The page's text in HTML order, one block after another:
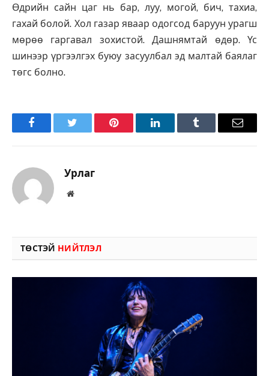
Өдрийн сайн цаг нь бар, луу, могой, бич, тахиа,
гахай болой. Хол газар яваар одогсод баруун урагш
мөрөө гаргавал зохистой. Дашнямтай өдөр. Үс
шинээр үргээлгэх буюу засуулбал эд малтай баялаг
төгс болно.
FacebookTwitter Pinterest LinkedInTumblr Имэйл
Урлаг
Вэбсайт
ТӨСТЭЙ НИЙТЛЭЛ